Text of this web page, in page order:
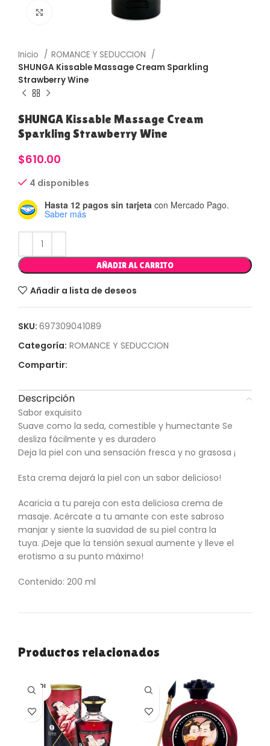
Haga Click para agrandar
Inicio
ROMANCE Y SEDUCCION
SHUNGA Kissable Massage Cream Sparkling
Strawberry Wine
SHUNGA Kissable Massage Cream
Sparkling Strawberry Wine
$610.00
4 disponibles
Hasta 12 pagos sin tarjeta con Mercado Pago.
Saber más
AÑADIR AL CARRITO
Añadir a lista de deseos
SKU: 697309041089
Categoría: ROMANCE Y SEDUCCION
Compartir:
Descripción
Sabor exquisito
Suave como la seda, comestible y humectante Se
desliza fácilmente y es duradero
Deja la piel con una sensación fresca y no grasosa ¡
Esta crema dejará la piel con un sabor delicioso!
Acaricia a tu pareja con esta deliciosa crema de
masaje. Acércate a tu amante con este sabroso
manjar y siente la suavidad de su piel contra la
tuya. ¡Deje que la tensión sexual aumente y lleve el
erotismo a su punto máximo!
Contenido: 200 ml
Productos relacionados
VENDI
DO